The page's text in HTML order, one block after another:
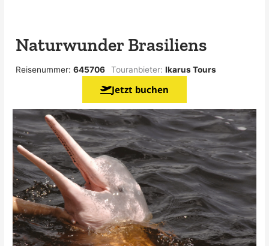
Naturwunder Brasiliens
Reisenummer:645706 Touranbieter:Ikarus Tours
Jetzt buchen